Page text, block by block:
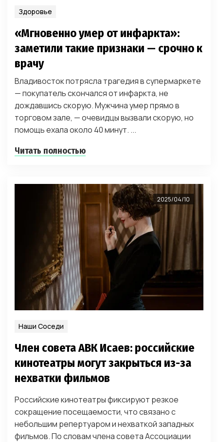
Здоровье
«Мгновенно умер от инфаркта»:
заметили такие признаки — срочно к
врачу
Владивосток потрясла трагедия в супермаркете
— покупатель скончался от инфаркта, не
дождавшись скорую. Мужчина умер прямо в
торговом зале, — очевидцы вызвали скорую, но
помощь ехала около 40 минут. ...
Читать полностью
2025/04/10
Наши Соседи
Член совета АВК Исаев: российские
кинотеатры могут закрыться из-за
нехватки фильмов
Российские кинотеатры фиксируют резкое
сокращение посещаемости, что связано с
небольшим репертуаром и нехваткой западных
фильмов. По словам члена совета Ассоциации